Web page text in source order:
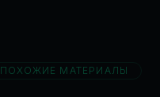
ПОХОЖИЕ МАТЕРИАЛЫ